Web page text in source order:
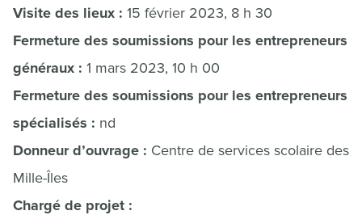
Visite des lieux : 15 février 2023, 8 h 30
Fermeture des soumissions pour les entrepreneurs
généraux : 1 mars 2023, 10 h 00
Fermeture des soumissions pour les entrepreneurs
spécialisés : nd
Donneur d’ouvrage : Centre de services scolaire des
Mille-Îles
Chargé de projet :